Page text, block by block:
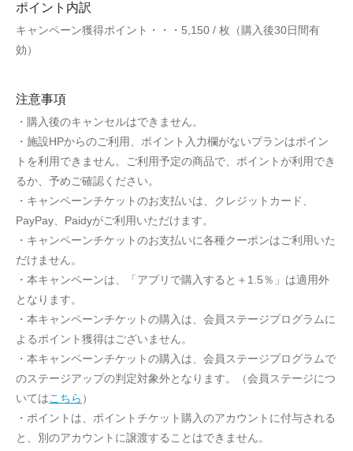
ポイント内訳
キャンペーン獲得ポイント・・・5,150 / 枚（購入後30日間有
効）
注意事項
・購入後のキャンセルはできません。
・施設HPからのご利用、ポイント入力欄がないプランはポイン
トを利用できません。ご利用予定の商品で、ポイントが利用でき
るか、予めご確認ください。
・キャンペーンチケットのお支払いは、クレジットカード、
PayPay、Paidyがご利用いただけます。
・キャンペーンチケットのお支払いに各種クーポンはご利用いた
だけません。
・本キャンペーンは、「アプリで購入すると＋1.5％」は適用外
となります。
・本キャンペーンチケットの購入は、会員ステージプログラムに
よるポイント獲得はございません。
・本キャンペーンチケットの購入は、会員ステージプログラムで
のステージアップの判定対象外となります。（会員ステージにつ
いてはこちら ）
・ポイントは、ポイントチケット購入のアカウントに付与される
と、別のアカウントに譲渡することはできません。